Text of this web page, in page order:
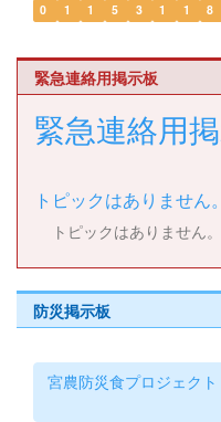
0 1 1 5 3 1 1 8
緊急連絡用掲示板
緊急連絡用
トピックはありません。
トピックはありません。
防災掲示板
宮農防災食プロジェク